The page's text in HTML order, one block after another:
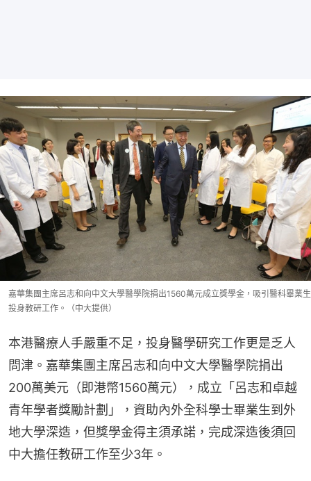
嘉華集團主席呂志和向中文大學醫學院捐出1560萬元成立獎學金，吸引醫科畢業生
投身教研工作。（中大提供）
本港醫療人手嚴重不足，投身醫學研究工作更是乏人
問津。嘉華集團主席呂志和向中文大學醫學院捐出
200萬美元（即港幣1560萬元），成立「呂志和卓越
青年學者獎勵計劃」，資助內外全科學士畢業生到外
地大學深造，但獎學金得主須承諾，完成深造後須回
中大擔任教研工作至少3年。